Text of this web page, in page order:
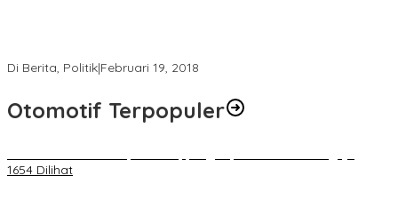
Di Berita, Politik|Februari 19, 2018
Otomotif Terpopuler
1654 Dilihat